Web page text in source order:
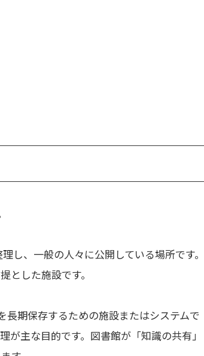
し、一般の人々に公開している場所です。
とした施設です。
長期保存するための施設またはシステムで
主な目的です。図書館が「知識の共有」